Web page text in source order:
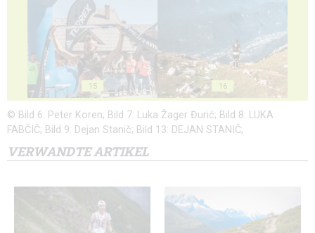
15 16
© Bild 6: Peter Koren; Bild 7: Luka Žager Đurić; Bild 8: LUKA
FABČIČ; Bild 9: Dejan Stanič; Bild 13: DEJAN STANIČ;
VERWANDTE ARTIKEL